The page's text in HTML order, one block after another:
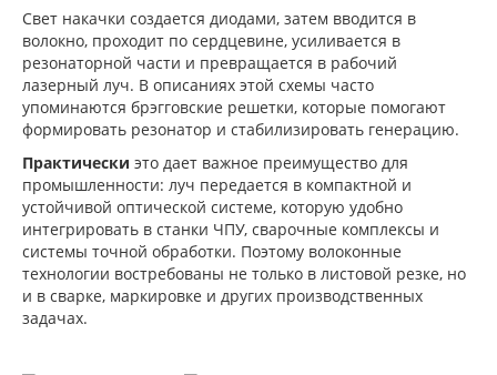
Свет накачки создается диодами, затем вводится в
волокно, проходит по сердцевине, усиливается в
резонаторной части и превращается в рабочий
лазерный луч. В описаниях этой схемы часто
упоминаются брэгговские решетки, которые помогают
формировать резонатор и стабилизировать генерацию.
Практически это дает важное преимущество для
промышленности: луч передается в компактной и
устойчивой оптической системе, которую удобно
интегрировать в станки ЧПУ, сварочные комплексы и
системы точной обработки. Поэтому волоконные
технологии востребованы не только в листовой резке, но
и в сварке, маркировке и других производственных
задачах.